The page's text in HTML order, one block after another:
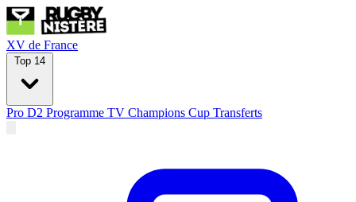
XV de France
Top 14
Pro D2 Programme TV Champions Cup Transferts